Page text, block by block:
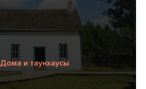
Дома и таунхаусы